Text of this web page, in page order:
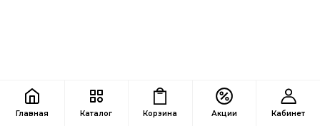
Главная Каталог Корзина Акции Кабинет